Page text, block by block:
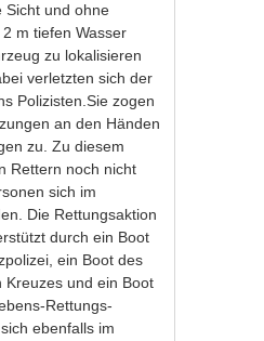
Sicht und ohne
m tiefen Wasser
zu lokalisieren
verletzten sich der
Polizisten.Sie zogen
an den Händen
zu. Zu diesem
Rettern noch nicht
sich im
Die Rettungsaktion
durch ein Boot
ein Boot des
Kreuzes und ein Boot
Rettungs-
ebenfalls im